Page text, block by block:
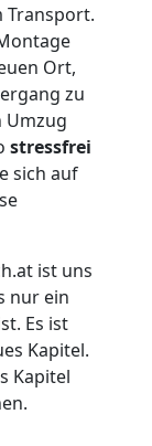
Transport.
Ort,
zu
Umzug
stressfrei
sich auf
ist uns
nur ein
Es ist
Kapitel.
Kapitel